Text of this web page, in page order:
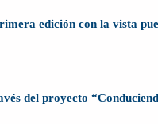
edición con la vista
del proyecto